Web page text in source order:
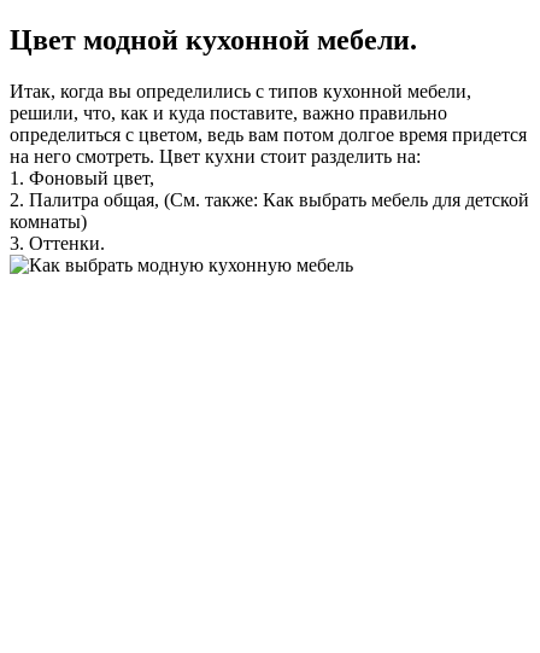
Цвет модной кухонной мебели.
Итак, когда вы определились с типов кухонной мебели,
решили, что, как и куда поставите, важно правильно
определиться с цветом, ведь вам потом долгое время придется
на него смотреть. Цвет кухни стоит разделить на:
1. Фоновый цвет,
2. Палитра общая, (См. также: Как выбрать мебель для детской
комнаты)
3. Оттенки.